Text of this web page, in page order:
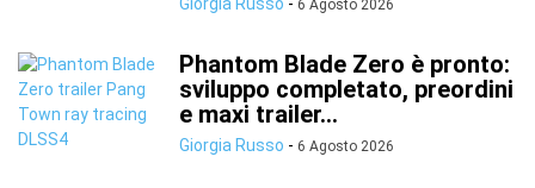
Giorgia Russo - 6 Agosto 2026
Phantom Blade Zero è pronto:
sviluppo completato, preordini
e maxi trailer...
Giorgia Russo - 6 Agosto 2026